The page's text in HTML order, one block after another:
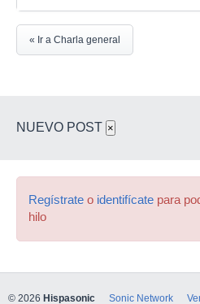
« Ir a Charla general
NUEVO POST ×
Regístrate o identifícate para
hilo
© 2026 Hispasonic Sonic Network